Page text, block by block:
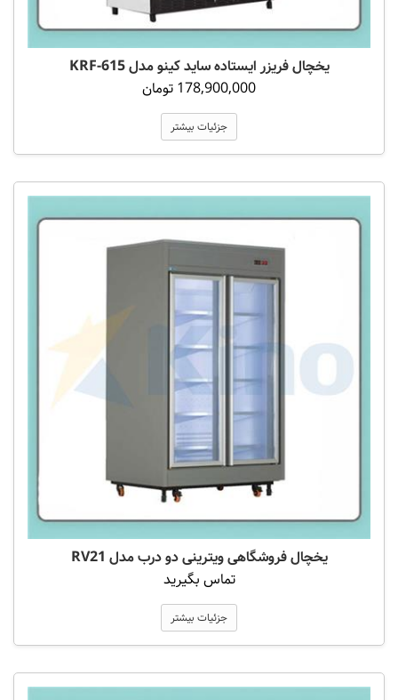
یخچال فریزر ایستاده ساید کینو مدل KRF-615
178,900,000 تومان
جزئیات بیشتر
یخچال فروشگاهی ویترینی دو درب مدل RV21
تماس بگیرید
جزئیات بیشتر